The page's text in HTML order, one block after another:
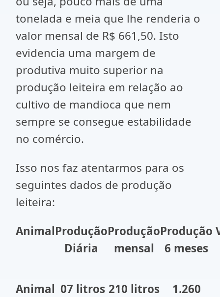
tonelada e meia que lhe renderia o
valor mensal de R$ 661,50. Isto
evidencia uma margem de
produtiva muito superior na
produção leiteira em relação ao
cultivo de mandioca que nem
sempre se consegue estabilidade
no comércio.
Isso nos faz atentarmos para os
seguintes dados de produção
leiteira:
AnimalProdução
Diária
Produção
mensal
Produção
6 meses
Animal 07 litros 210 litros
1.260